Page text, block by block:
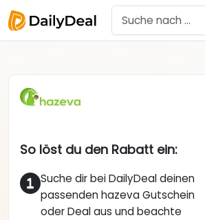
So löst du den Rabatt ein:
Suche dir bei DailyDeal deinen
passenden hazeva Gutschein
oder Deal aus und beachte